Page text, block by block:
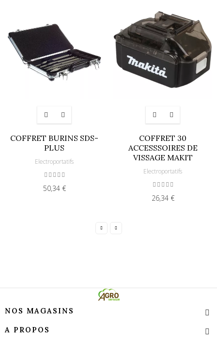
COFFRET BURINS SDS-
PLUS
Electroportatifs
50,34 €
COFFRET 30
ACCESSSOIRES DE
VISSAGE MAKIT
Electroportatifs
26,34 €
NOS MAGASINS
A PROPOS